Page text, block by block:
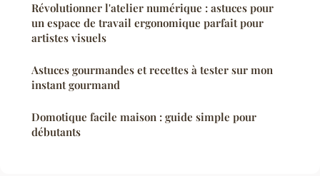
Révolutionner l'atelier numérique : astuces pour
un espace de travail ergonomique parfait pour
artistes visuels
Astuces gourmandes et recettes à tester sur mon
instant gourmand
Domotique facile maison : guide simple pour
débutants